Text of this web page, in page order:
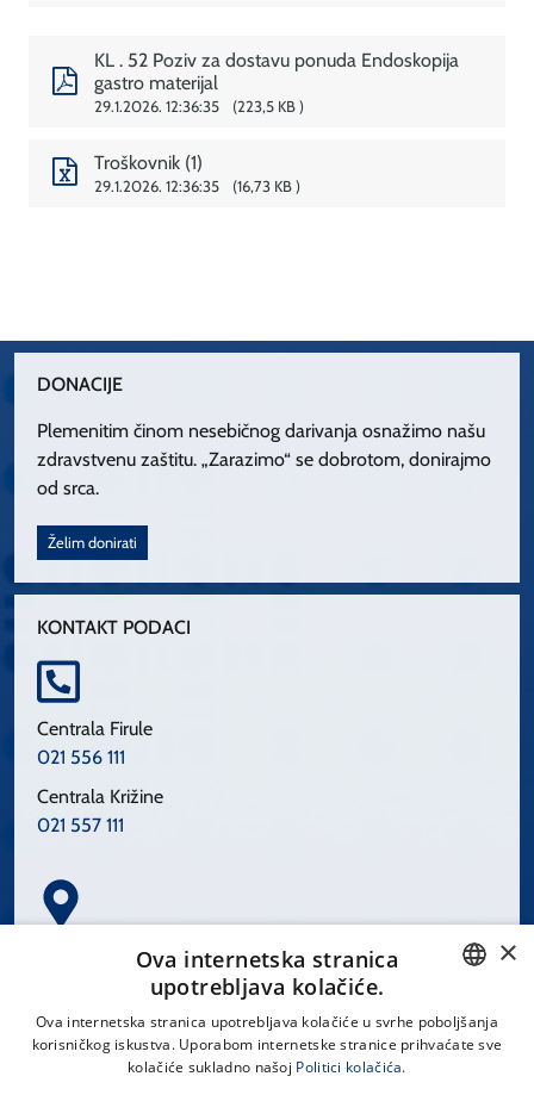
KL . 52 Poziv za dostavu ponuda Endoskopija
gastro materijal
29.1.2026. 12:36:35 223,5 KB
Troškovnik (1)
29.1.2026. 12:36:35 16,73 KB
DONACIJE
Plemenitim činom nesebičnog darivanja osnažimo našu
zdravstvenu zaštitu. „Zarazimo“ se dobrotom, donirajmo
od srca.
Želim donirati
KONTAKT PODACI
Centrala Firule
021 556 111
Centrala Križine
021 557 111
Spinčićeva 1, 21000 Split
CROATIAN
×
Ova internetska stranica
upotrebljava kolačiće.
Ova internetska stranica upotrebljava kolačiće u svrhe poboljšanja
korisničkog iskustva. Uporabom internetske stranice prihvaćate sve
kolačiće sukladno našoj Politici kolačića.